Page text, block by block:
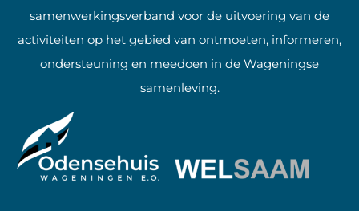
samenwerkingsverband voor de uitvoering van de
activiteiten op het gebied van ontmoeten, informeren,
ondersteuning en meedoen in de Wageningse
samenleving.